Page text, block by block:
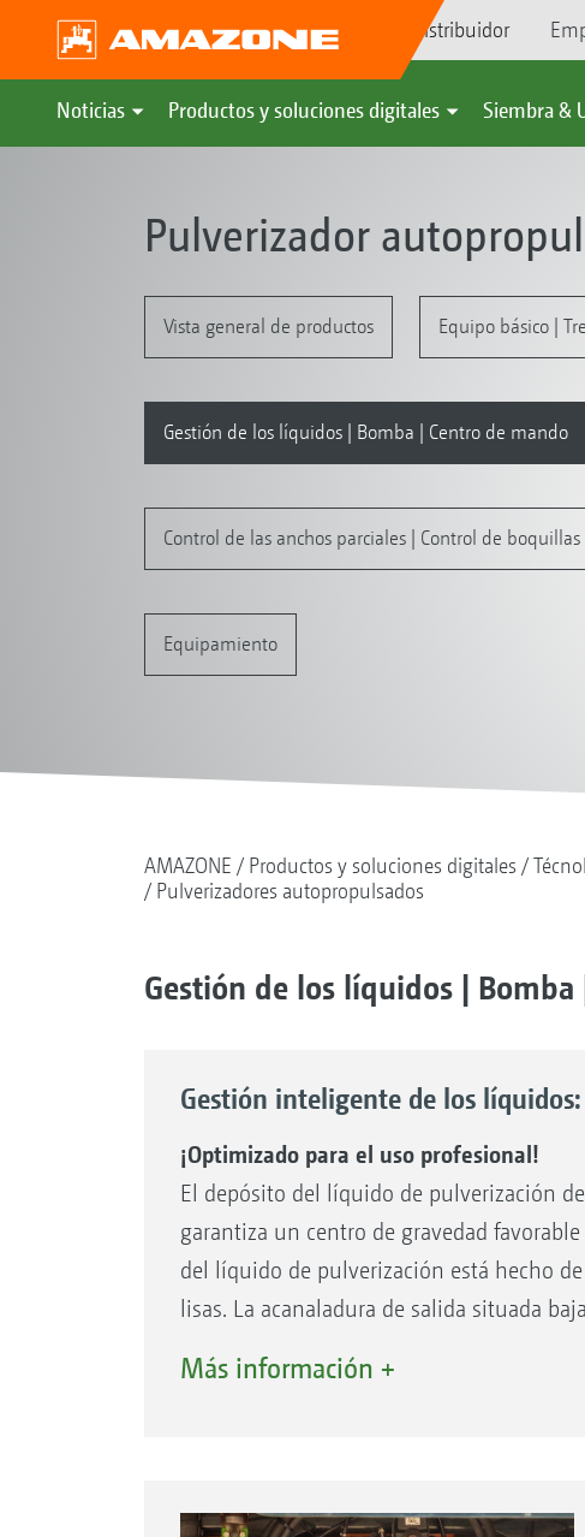
Búsqueda de distribuidor
Noticias Productos y soluciones digitales Siembra &
Pulverizador
Vista general de productos Equipo básico |
Gestión de los líquidos | Bomba | Centro de mando
Control de las anchos parciales | Control de
Equipamiento
AMAZONE Productos y soluciones digitales
Pulverizadores autopropulsados
Gestión de los líquidos |
Gestión inteligente de los
¡Optimizado para el uso profesional!
El depósito del líquido de pulverización
garantiza un centro de gravedad
del líquido de pulverización está hecho
lisas. La acanaladura de salida situada
equipamiento de serie. El depósito de
Más información +